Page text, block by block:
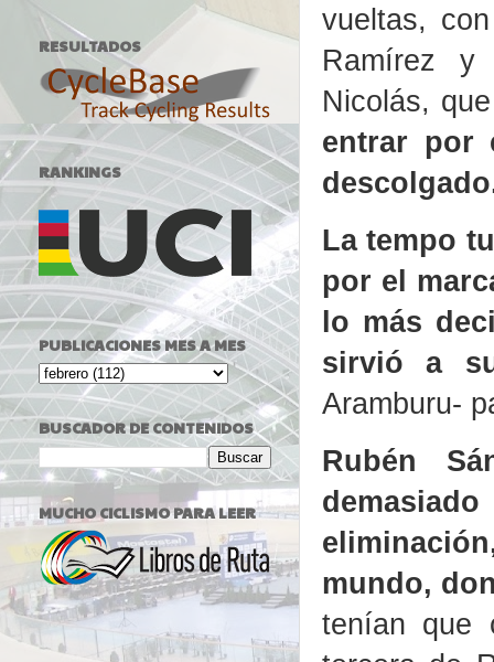
vueltas,
Ramírez y
Nicolás,
entrar por
La tempo
por el
lo más
sirvió a
Aramburu-
Rubén
mundo,
tenían que
RESULTADOS
RANKINGS
PUBLICACIONES MES A MES
BUSCADOR DE CONTENIDOS
MUCHO CICLISMO PARA LEER